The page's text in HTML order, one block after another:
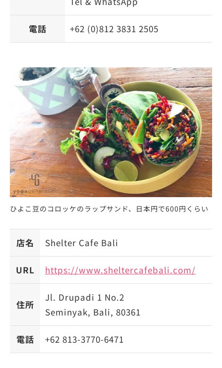
電話 +62 (0)812 3831 2505
ひよこ豆のコロッケのラップサンド、日本円で600円くらい
店名 Shelter Cafe Bali
URL https://www.sheltercafebali.com/
住所
Jl. Drupadi 1 No.2
Seminyak, Bali, 80361
電話 +62 813-3770-6471